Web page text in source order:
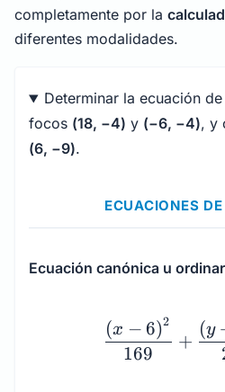
completamente por la
diferentes modalidades.
Determinar la ecuación
focos (18, −4) y (−6, −4), y
(6, −9).
ECUACIONES
Ecuación canónica u
169
(x − 6)2
+
(y